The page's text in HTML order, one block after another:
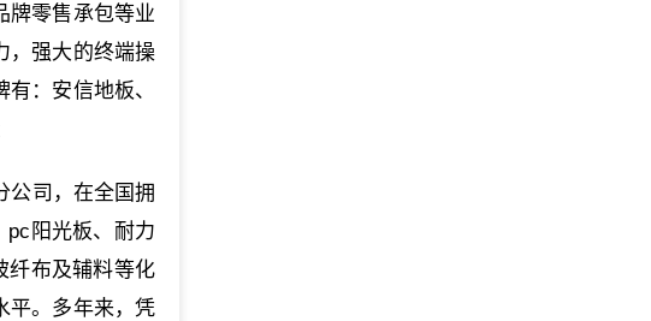
牌零售承包等业
，强大的终端操
：安信地板、
公司，在全国拥
pc阳光板、耐力
纤布及辅料等化
平。多年来，凭